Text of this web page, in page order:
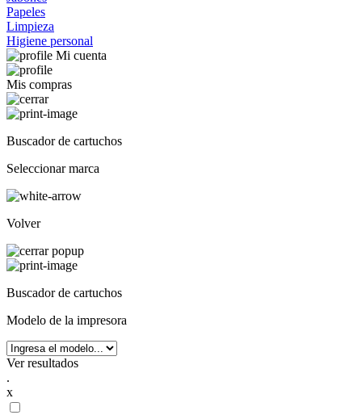
Papeles
Limpieza
Higiene personal
Mi cuenta
Mis compras
Buscador de cartuchos
Seleccionar marca
Volver
Buscador de cartuchos
Modelo de la impresora
Ver resultados
.
x